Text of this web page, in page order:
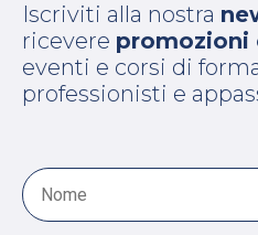
Iscriviti alla nostra
ricevere promozioni
eventi e corsi di
professionisti e